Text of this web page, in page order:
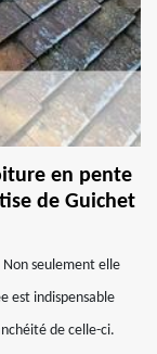
en pente
de Guichet
seulement elle
est indispensable
de celle-ci.